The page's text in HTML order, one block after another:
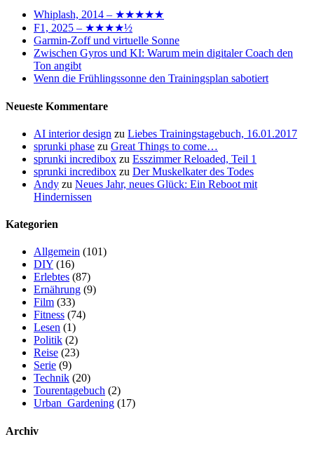
Whiplash, 2014 – ★★★★★
F1, 2025 – ★★★★½
Garmin-Zoff und virtuelle Sonne
Zwischen Gyros und KI: Warum mein digitaler Coach den
Ton angibt
Wenn die Frühlingssonne den Trainingsplan sabotiert
Neueste Kommentare
AI interior design zu Liebes Trainingstagebuch, 16.01.2017
sprunki phase zu Great Things to come…
sprunki incredibox zu Esszimmer Reloaded, Teil 1
sprunki incredibox zu Der Muskelkater des Todes
Andy zu Neues Jahr, neues Glück: Ein Reboot mit
Hindernissen
Kategorien
Allgemein (101)
DIY (16)
Erlebtes (87)
Ernährung (9)
Film (33)
Fitness (74)
Lesen (1)
Politik (2)
Reise (23)
Serie (9)
Technik (20)
Tourentagebuch (2)
Urban_Gardening (17)
Archiv